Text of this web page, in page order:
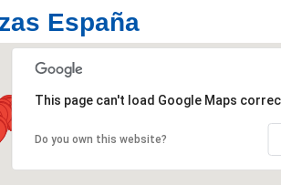
España
This page can't load Google Maps
Do you own this website?